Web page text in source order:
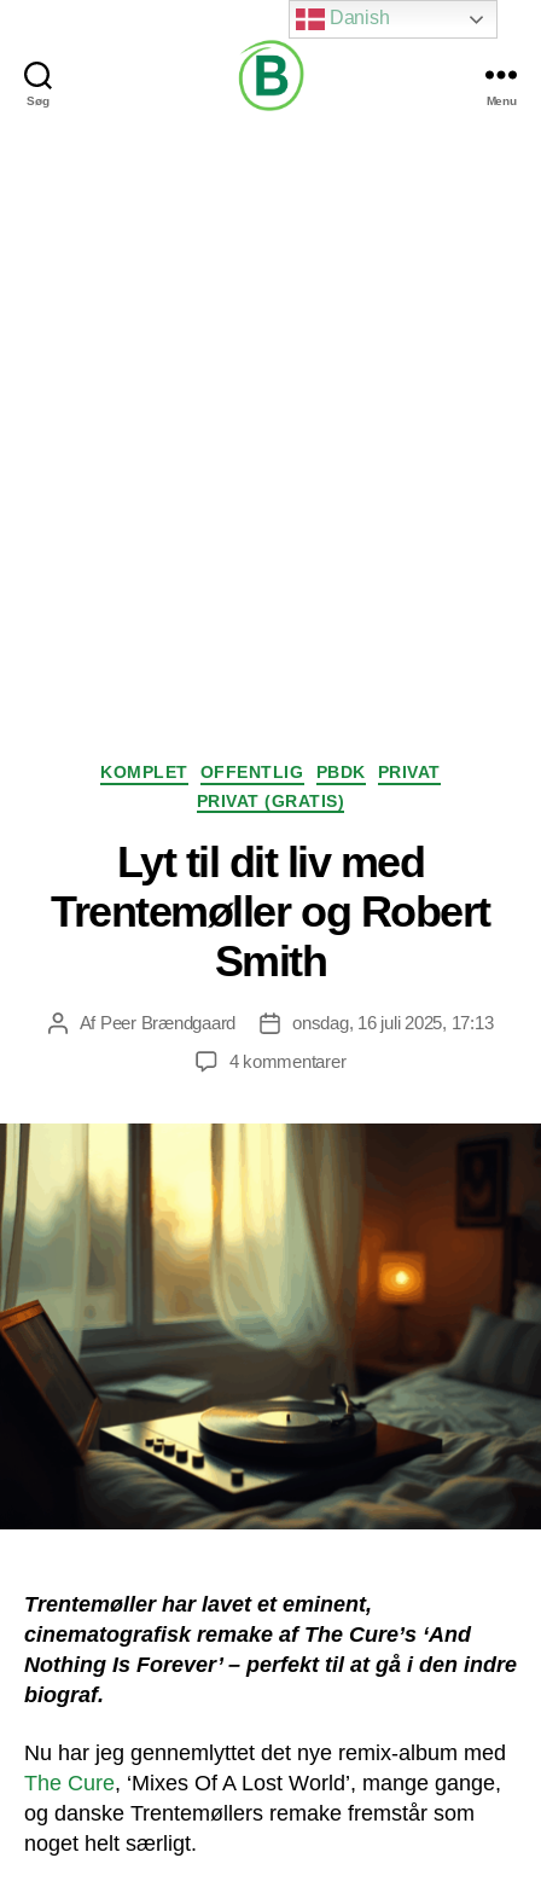
Søg Menu
Kategorier
KOMPLET OFFENTLIG PBDK
PRIVAT
PRIVAT (GRATIS)
Lyt til dit liv med
Trentemøller og Robert
Smith
Indlægsforfatter
Af Peer Brændgaard Indlægsdato
onsdag, 16 juli 2025, 17:13
4 kommentarertil
og
Robert
Smith
Trentemøller har lavet et eminent,
cinematografisk remake af The Cure’s ‘And
Nothing Is Forever’ – perfekt til at gå i den indre
biograf.
Nu har jeg gennemlyttet det nye remix-album med
The Cure, ‘Mixes Of A Lost World’, mange gange,
og danske Trentemøllers remake fremstår som
noget helt særligt.
Danish